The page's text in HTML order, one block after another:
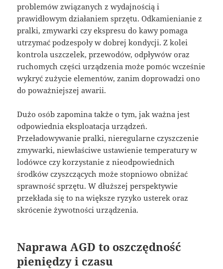
problemów związanych z wydajnością i
prawidłowym działaniem sprzętu. Odkamienianie z
pralki, zmywarki czy ekspresu do kawy pomaga
utrzymać podzespoły w dobrej kondycji. Z kolei
kontrola uszczelek, przewodów, odpływów oraz
ruchomych części urządzenia może pomóc wcześnie
wykryć zużycie elementów, zanim doprowadzi ono
do poważniejszej awarii.
Dużo osób zapomina także o tym, jak ważna jest
odpowiednia eksploatacja urządzeń.
Przeładowywanie pralki, nieregularne czyszczenie
zmywarki, niewłaściwe ustawienie temperatury w
lodówce czy korzystanie z nieodpowiednich
środków czyszczących może stopniowo obniżać
sprawność sprzętu. W dłuższej perspektywie
przekłada się to na większe ryzyko usterek oraz
skrócenie żywotności urządzenia.
Naprawa AGD to oszczędność
pieniędzy i czasu